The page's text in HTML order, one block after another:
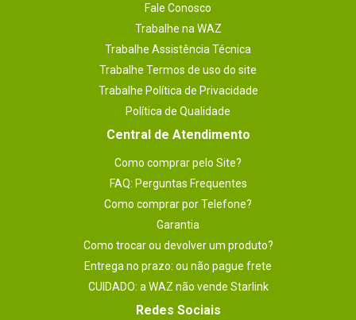
Fale Conosco
Trabalhe na WAZ
Trabalhe Assistência Técnica
Trabalhe Termos de uso do site
Trabalhe Política de Privacidade
Política de Qualidade
Central de Atendimento
Como comprar pelo Site?
FAQ: Perguntas Frequentes
Como comprar por Telefone?
Garantia
Como trocar ou devolver um produto?
Entrega no prazo: ou não pague frete
CUIDADO: a WAZ não vende Starlink
Redes Sociais